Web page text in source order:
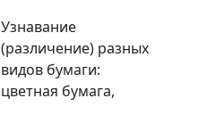
Узнавание
(различение) разных
видов бумаги:
цветная бумага,